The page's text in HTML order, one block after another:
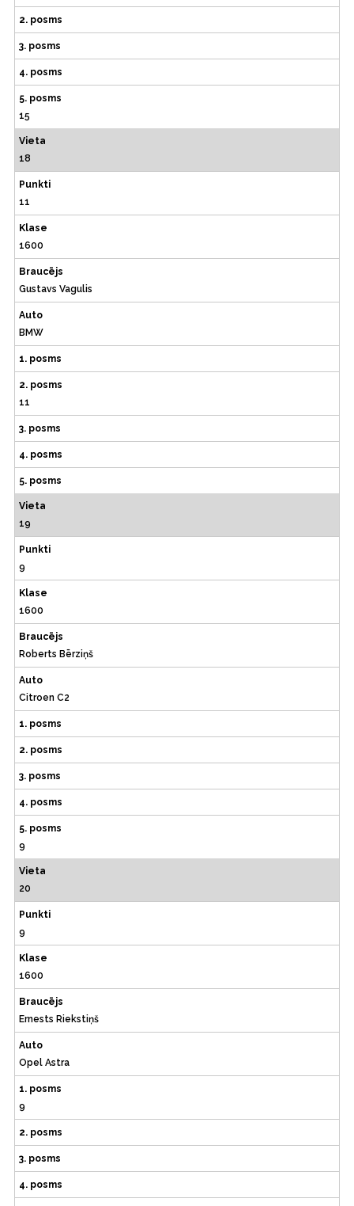
2. posms
3. posms
4. posms
5. posms
15
Vieta
18
Punkti
11
Klase
1600
Braucējs
Gustavs Vagulis
Auto
BMW
1. posms
2. posms
11
3. posms
4. posms
5. posms
Vieta
19
Punkti
9
Klase
1600
Braucējs
Roberts Bērziņš
Auto
Citroen C2
1. posms
2. posms
3. posms
4. posms
5. posms
9
Vieta
20
Punkti
9
Klase
1600
Braucējs
Ernests Riekstiņš
Auto
Opel Astra
1. posms
9
2. posms
3. posms
4. posms